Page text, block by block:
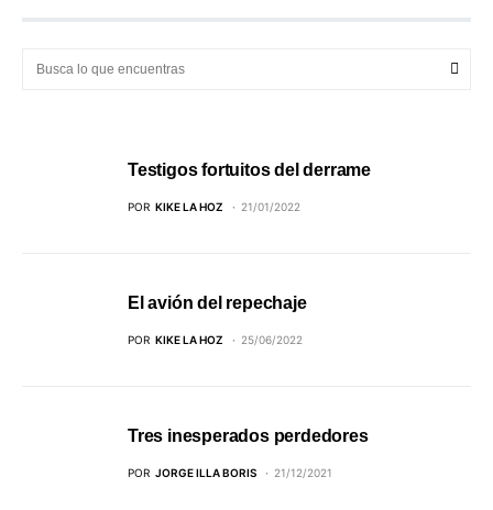
Testigos fortuitos del derrame
POR KIKE LA HOZ 21/01/2022
El avión del repechaje
POR KIKE LA HOZ 25/06/2022
Tres inesperados perdedores
POR JORGE ILLA BORIS 21/12/2021